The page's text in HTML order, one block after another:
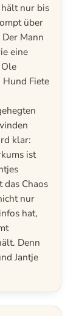
nur bis
über
Mann
eine
Hund Fiete
klar:
ist
das Chaos
nur
hat,
Denn
Jantje